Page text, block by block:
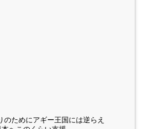
のためにアギー王国には逆らえ